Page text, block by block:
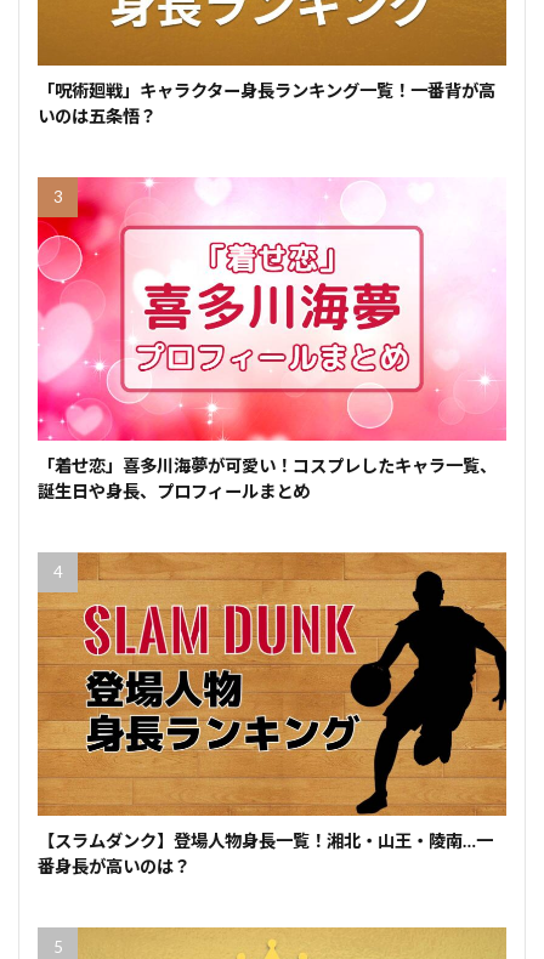
「呪術廻戦」キャラクター身長ランキング一覧！一番背が高
いのは五条悟？
「着せ恋」喜多川海夢が可愛い！コスプレしたキャラ一覧、
誕生日や身長、プロフィールまとめ
【スラムダンク】登場人物身長一覧！湘北・山王・陵南…一
番身長が高いのは？